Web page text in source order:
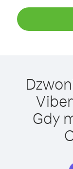
Gdy